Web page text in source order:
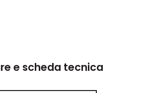
e scheda tecnica